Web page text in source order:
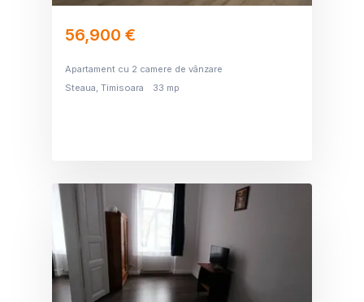
Apartament cu 2 camere de vânzare
56,900 €
Steaua, Timisoara 33 mp